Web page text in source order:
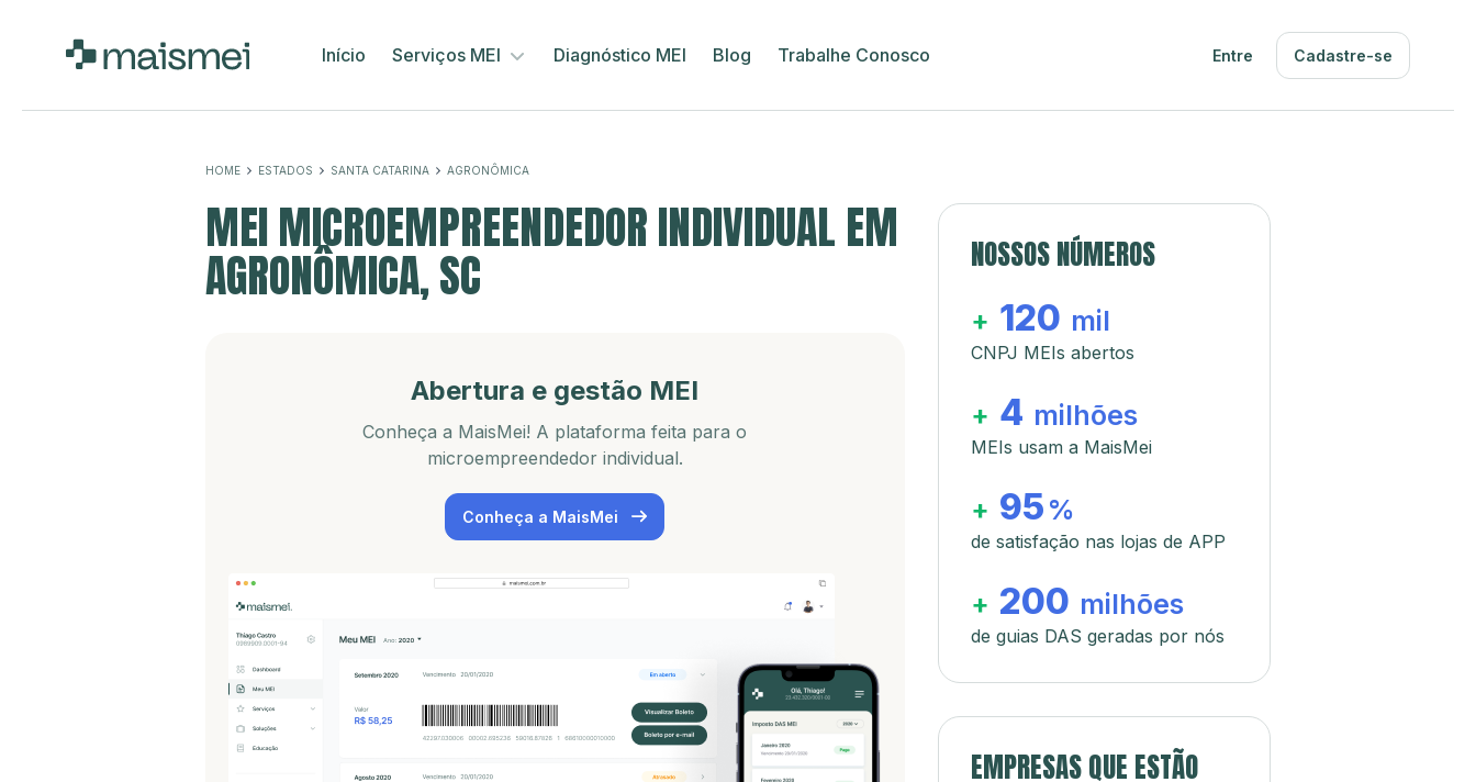
Início Serviços MEI Diagnóstico MEI Blog Trabalhe Conosco Entre Cadastre-se
HOME ESTADOS SANTA CATARINA AGRONÔMICA
MEI MICROEMPREENDEDOR INDIVIDUAL EM
AGRONÔMICA, SC
Abertura e gestão MEI
Conheça a MaisMei! A plataforma feita para o
microempreendedor individual.
Conheça a MaisMei
NOSSOS NÚMEROS
+ 120 mil
CNPJ MEIs abertos
+ 4 milhões
MEIs usam a MaisMei
+ 95 %
de satisfação nas lojas de APP
+ 200 milhões
de guias DAS geradas por nós
EMPRESAS QUE ESTÃO